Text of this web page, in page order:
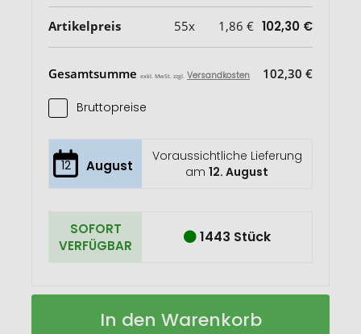
Artikelpreis 55x 1,86 € 102,30 €
Gesamtsumme exkl. MwSt. zzgl. Versandkosten 102,30 €
Bruttopreise
12 August
Voraussichtliche Lieferung
am12. August
SOFORT
VERFÜGBAR
1443 Stück
In den Warenkorb